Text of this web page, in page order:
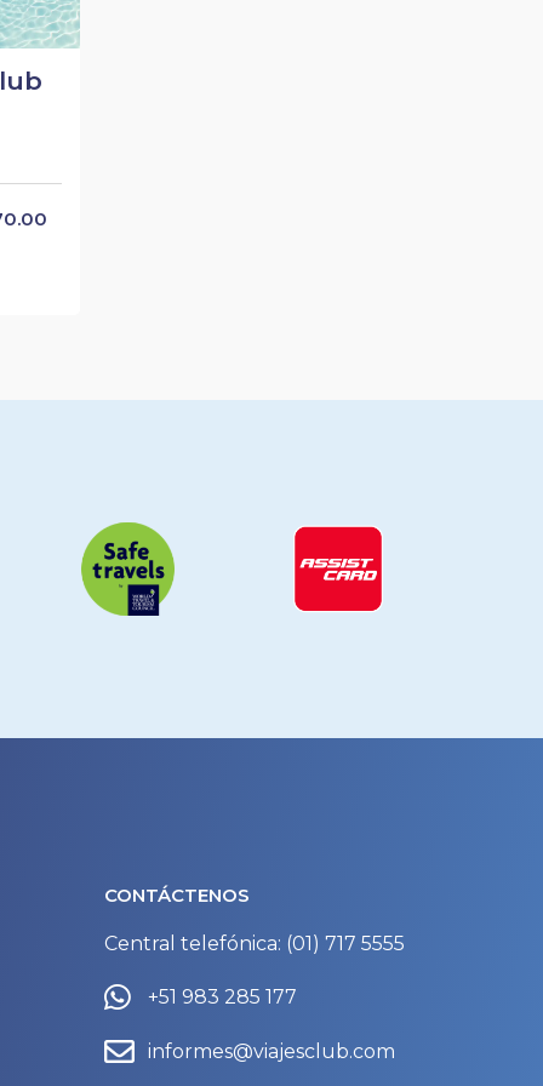
CONTÁCTENOS
Central telefónica: (01) 717 5555
+51 983 285 177
informes@viajesclub.com